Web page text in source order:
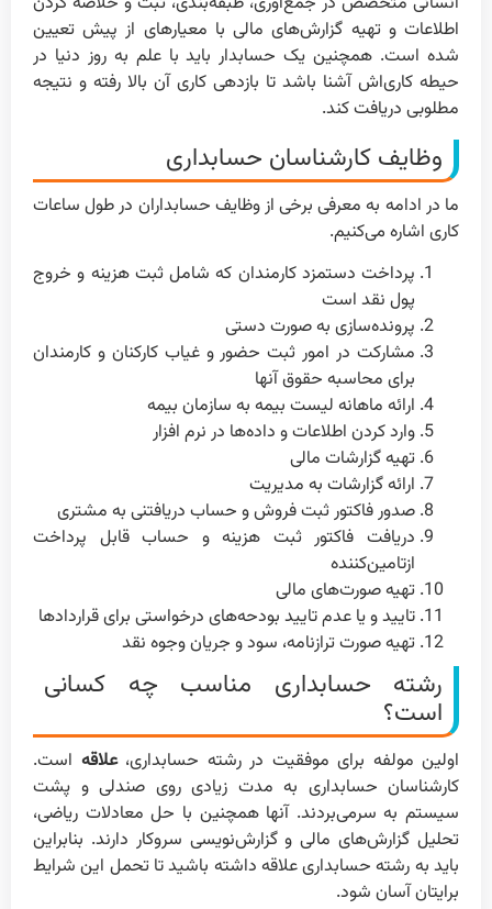
اطلاعات و تهیه گزارش‌های مالی با معیارهای از پیش تعیین
شده است. همچنین یک حسابدار باید با علم به روز دنیا در
حیطه کاری‌اش آشنا باشد تا بازدهی کاری آن بالا رفته و نتیجه
مطلوبی دریافت کند.
وظایف کارشناسان حسابداری
ما در ادامه به معرفی برخی از وظایف حسابداران در طول ساعات
کاری اشاره می‌کنیم.
پرداخت دستمزد کارمندان که شامل ثبت هزینه و خروج
پول نقد است
پرونده‌سازی به صورت دستی
مشارکت در امور ثبت حضور و غیاب کارکنان و کارمندان
برای محاسبه حقوق آنها
ارائه ماهانه لیست بیمه به سازمان بیمه
وارد کردن اطلاعات و داده‌ها در نرم افزار
تهیه گزارشات مالی
ارائه گزارشات به مدیریت
صدور فاکتور ثبت فروش و حساب دریافتنی به مشتری
دریافت فاکتور ثبت هزینه و حساب قابل پرداخت
ازتامین‌کننده
تهیه صورت‌های مالی
تایید و یا عدم تایید بودحه‌های درخواستی برای قراردادها
تهیه صورت ترازنامه، سود و جریان وجوه نقد
رشته حسابداری مناسب چه کسانی
است؟
اولین مولفه برای موفقیت در رشته حسابداری،علاقه است.
کارشناسان حسابداری به مدت زیادی روی صندلی و پشت
سیستم به سرمی‌بردند. آنها همچنین با حل معادلات ریاضی،
تحلیل گزارش‌های مالی و گزارش‌نویسی سروکار دارند. بنابراین
باید به رشته حسابداری علاقه داشته باشید تا تحمل این شرایط
برایتان آسان شود.